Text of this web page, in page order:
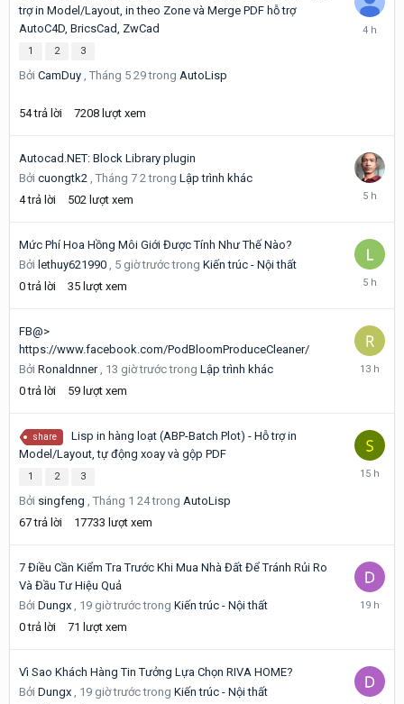
trợ in Model/Layout, in theo Zone và Merge PDF hỗ trợ
AutoC4D, BricsCad, ZwCad
1 2 3
Bởi CamDuy , Tháng 5 29trong AutoLisp
54 trả lời 7208 lượt xem
Autocad.NET: Block Library plugin
Bởi cuongtk2 , Tháng 7 2trong Lập trình khác
4 trả lời 502 lượt xem
Mức Phí Hoa Hồng Môi Giới Được Tính Như Thế Nào?
Bởi lethuy621990 , 5 giờ trướctrong Kiến trúc - Nội thất
0 trả lời 35 lượt xem
FB@>
https://www.facebook.com/PodBloomProduceCleaner/
Bởi Ronaldnner, 13 giờ trướctrong Lập trình khác
0 trả lời 59 lượt xem
13
share
Lisp in hàng loạt (ABP-Batch Plot) - Hỗ trợ in
Model/Layout, tự động xoay và gộp PDF
1 2 3
Bởi singfeng , Tháng 1 24trong AutoLisp
67 trả lời 17733 lượt xem
15
7 Điều Cần Kiểm Tra Trước Khi Mua Nhà Đất Để Tránh Rủi Ro
Và Đầu Tư Hiệu Quả
Bởi Dungx , 19 giờ trướctrong Kiến trúc - Nội thất
0 trả lời 71 lượt xem
19
Vì Sao Khách Hàng Tin Tưởng Lựa Chọn RIVA HOME?
Bởi Dungx , 19 giờ trướctrong Kiến trúc - Nội thất